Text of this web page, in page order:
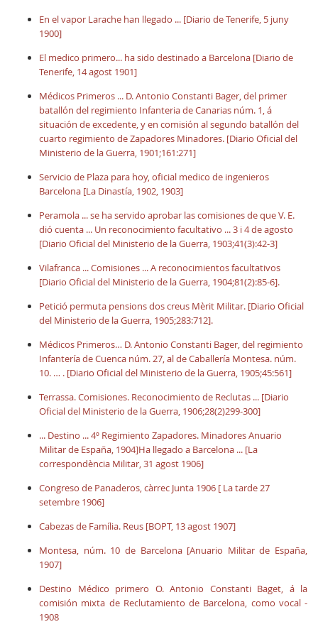
En el vapor Larache han llegado ... [Diario de Tenerife, 5 juny
1900]
El medico primero... ha sido destinado a Barcelona [Diario de
Tenerife, 14 agost 1901]
Médicos Primeros ... D. Antonio Constanti Bager, del primer
batallón del regimiento Infanteria de Canarias núm. 1, á
situación de excedente, y en comisión al segundo batallón del
cuarto regimiento de Zapadores Minadores. [Diario Oficial del
Ministerio de la Guerra, 1901;161:271]
Servicio de Plaza para hoy, oficial medico de ingenieros
Barcelona [La Dinastía, 1902, 1903]
Peramola ... se ha servido aprobar las comisiones de que V. E.
dió cuenta ... Un reconocimiento facultativo ... 3 i 4 de agosto
[Diario Oficial del Ministerio de la Guerra, 1903;41(3):42-3]
Vilafranca ... Comisiones ... A reconocimientos facultativos
[Diario Oficial del Ministerio de la Guerra, 1904;81(2):85-6].
Petició permuta pensions dos creus Mèrit Militar. [Diario Oficial
del Ministerio de la Guerra, 1905;283:712].
Médicos Primeros… D. Antonio Constanti Bager, del regimiento
Infantería de Cuenca núm. 27, al de Caballería Montesa. núm.
10. … . [Diario Oficial del Ministerio de la Guerra, 1905;45:561]
Terrassa. Comisiones. Reconocimiento de Reclutas ... [Diario
Oficial del Ministerio de la Guerra, 1906;28(2)299-300]
... Destino ... 4º Regimiento Zapadores. Minadores Anuario
Militar de España, 1904]Ha llegado a Barcelona ... [La
correspondència Militar, 31 agost 1906]
Congreso de Panaderos, càrrec Junta 1906 [ La tarde 27
setembre 1906]
Cabezas de Família. Reus [BOPT, 13 agost 1907]
Montesa, núm. 10 de Barcelona [Anuario Militar de España,
1907]
Destino Médico primero O. Antonio Constanti Baget, á la
comisión mixta de Reclutamiento de Barcelona, como vocal -
1908